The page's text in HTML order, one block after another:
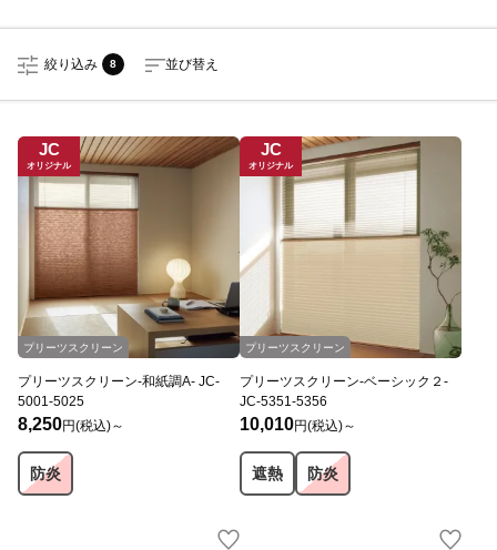
絞り込み 8 並び替え
JC
オリジナル
プリーツスクリーン
プリーツスクリーン-和紙調A- JC-
5001-5025
8,250円(税込)～
防炎
JC
オリジナル
プリーツスクリーン
プリーツスクリーン-ベーシック２-
JC-5351-5356
10,010円(税込)～
遮熱 防炎